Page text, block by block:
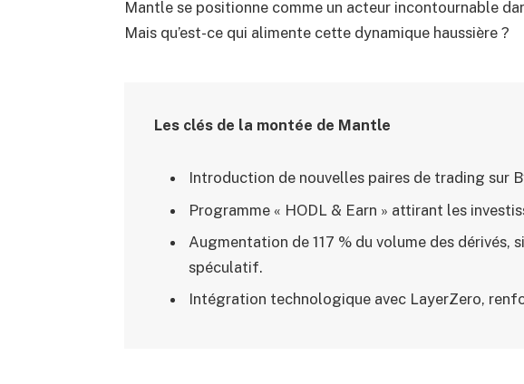
Mantle se positionne comme un acteur incontournable
Mais qu’est-ce qui alimente cette dynamique haussière ?
Les clés de la montée de Mantle
Introduction de nouvelles paires de trading sur
Programme « HODL & Earn » attirant les
Augmentation de 117 % du volume des
spéculatif.
Intégration technologique avec LayerZero,